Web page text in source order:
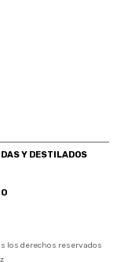
Y DESTILADOS
los derechos reservados